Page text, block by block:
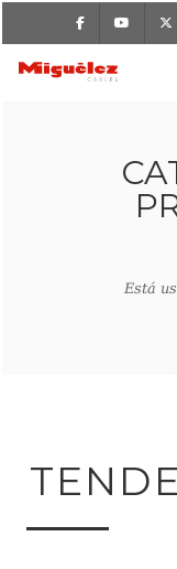
FacebookYoutube
MIGUÉLEZ
Está
al